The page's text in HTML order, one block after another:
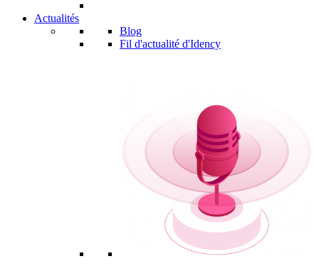
Actualités
Blog
Fil d'actualité d'Idency